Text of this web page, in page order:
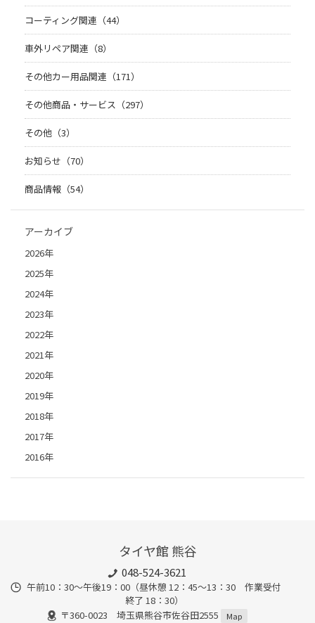
コーティング関連（44）
車外リペア関連（8）
その他カー用品関連（171）
その他商品・サービス（297）
その他（3）
お知らせ（70）
商品情報（54）
アーカイブ
2026年
2025年
2024年
2023年
2022年
2021年
2020年
2019年
2018年
2017年
2016年
タイヤ館 熊谷
048-524-3621
午前10：30～午後19：00（昼休憩 12：45～13：30 作業受付
終了 18：30）
〒360-0023 埼玉県熊谷市佐谷田2555
Map